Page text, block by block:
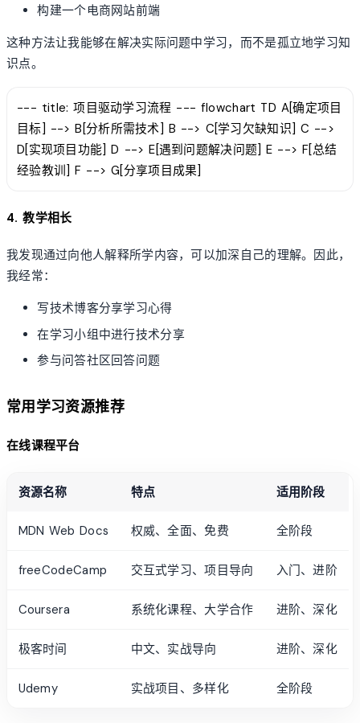
构建一个电商网站前端
这种方法让我能够在解决实际问题中学习，而不是孤立地学习知
识点。
--- title: 项目驱动学习流程 --- flowchart TD A[确定项目
目标] --> B[分析所需技术] B --> C[学习欠缺知识] C -->
D[实现项目功能] D --> E[遇到问题解决问题] E --> F[总结
经验教训] F --> G[分享项目成果]
4. 教学相长
我发现通过向他人解释所学内容，可以加深自己的理解。因此，
我经常：
写技术博客分享学习心得
在学习小组中进行技术分享
参与问答社区回答问题
常用学习资源推荐
在线课程平台
资源名称 特点 适用阶段
MDN Web Docs 权威、全面、免费 全阶段
freeCodeCamp 交互式学习、项目导向 入门、进阶
Coursera 系统化课程、大学合作 进阶、深化
极客时间 中文、实战导向 进阶、深化
Udemy 实战项目、多样化 全阶段